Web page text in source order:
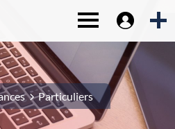
Toggle
Particuliers